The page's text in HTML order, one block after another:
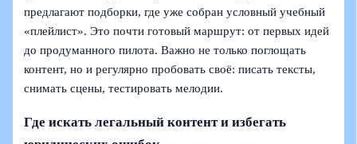
предлагают подборки, где уже собран условный учебный
«плейлист». Это почти готовый маршрут: от первых идей
до продуманного пилота. Важно не только поглощать
контент, но и регулярно пробовать своё: писать тексты,
снимать сцены, тестировать мелодии.
Где искать легальный контент и избегать